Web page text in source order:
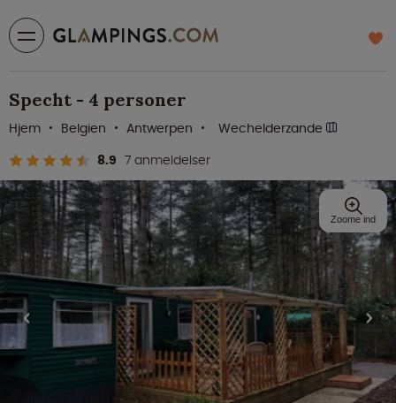
Specht - 4 personer
8.9 7 anmeldelser
Hjem Belgien Antwerpen Wechelderzande
Zoome ind